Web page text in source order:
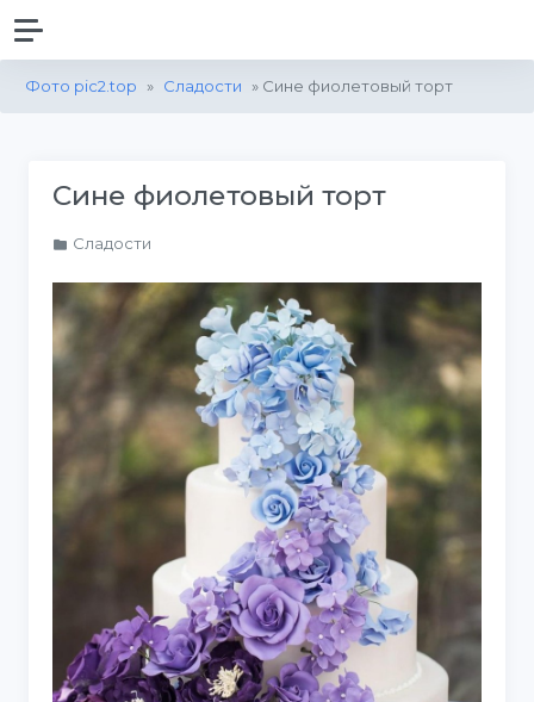
Фото pic2.top » Сладости » Сине фиолетовый торт
Сине фиолетовый торт
Сладости